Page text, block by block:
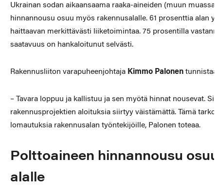
Ukrainan sodan aikaansaama raaka-aineiden (muun muassa
hinnannousu osuu myös rakennusalalle. 61 prosenttia alan
haittaavan merkittävästi liiketoimintaa. 75 prosentilla
saatavuus on hankaloitunut selvästi.
Rakennusliiton varapuheenjohtaja Kimmo Palonentunnistaa
– Tavara loppuu ja kallistuu ja sen myötä hinnat nousevat.
rakennusprojektien aloituksia siirtyy väistämättä. Tämä
lomautuksia rakennusalan työntekijöille, Palonen toteaa.
Polttoaineen hinnannousu
alalle